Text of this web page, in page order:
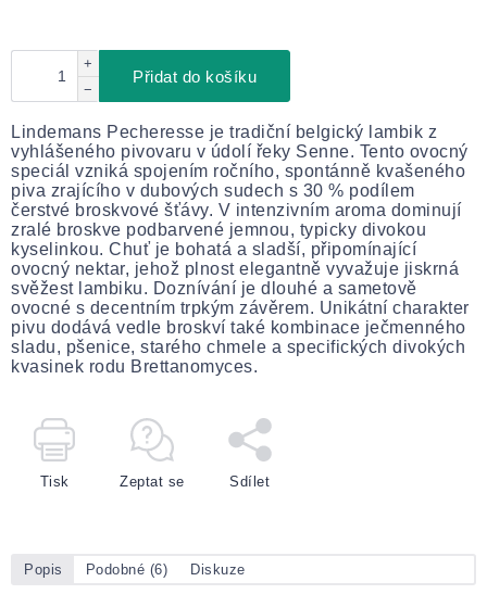
+
−
Přidat do košíku
Lindemans Pecheresse je tradiční belgický lambik z
vyhlášeného pivovaru v údolí řeky Senne. Tento ovocný
speciál vzniká spojením ročního, spontánně kvašeného
piva zrajícího v dubových sudech s 30 % podílem
čerstvé broskvové šťávy. V intenzivním aroma dominují
zralé broskve podbarvené jemnou, typicky divokou
kyselinkou. Chuť je bohatá a sladší, připomínající
ovocný nektar, jehož plnost elegantně vyvažuje jiskrná
svěžest lambiku. Doznívání je dlouhé a sametově
ovocné s decentním trpkým závěrem. Unikátní charakter
pivu dodává vedle broskví také kombinace ječmenného
sladu, pšenice, starého chmele a specifických divokých
kvasinek rodu Brettanomyces.
Tisk Zeptat se Sdílet
Popis Podobné (6) Diskuze